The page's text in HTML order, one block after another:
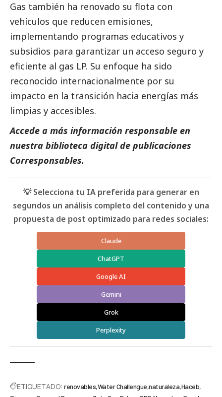
Gas también ha renovado su flota con
vehículos que reducen emisiones,
implementando programas educativos y
subsidios para garantizar un acceso seguro y
eficiente al gas LP. Su enfoque ha sido
reconocido internacionalmente por su
impacto en la transición hacia energías más
limpias y accesibles.
Accede a más información responsable en
nuestra biblioteca digital de publicaciones
Corresponsables.
💡 Selecciona tu IA preferida para generar en
segundos un análisis completo del contenido y una
propuesta de post optimizado para redes sociales:
Claude
ChatGPT
Google AI
Gemini
Grok
Perplexity
ETIQUETADO: renovables Water Challengue naturaleza Haceb